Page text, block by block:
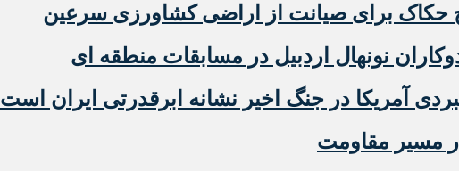
حکاک برای صیانت از اراضی کشاورزی سرعین
نونهال اردبیل در مسابقات منطقه ای
آمریکا در جنگ اخیر نشانه ابرقدرتی ایران است
مسیر مقاومت